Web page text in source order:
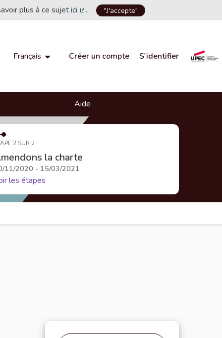
plus à ce sujetici
(Lien externe)
. "J'accepte"
Français Choisir la langueChoose language
Créer un compte S'identifier
Aide
2 SUR 2
la charte
11/2020 - 15/03/2021
les étapes